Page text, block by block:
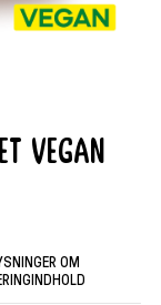
Vegan
OM